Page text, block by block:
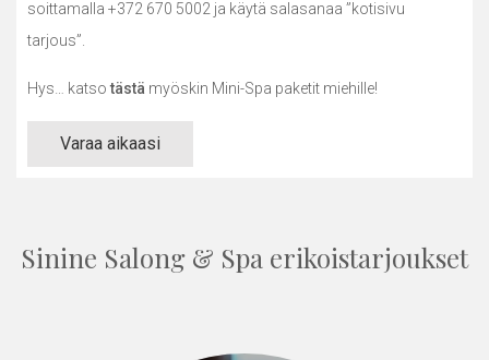
soittamalla +372 670 5002 ja käytä salasanaa ”kotisivu
tarjous”.
Hys… katsotästä myöskin Mini-Spa paketit miehille!
Varaa aikaasi
Sinine Salong & Spa erikoistarjoukset